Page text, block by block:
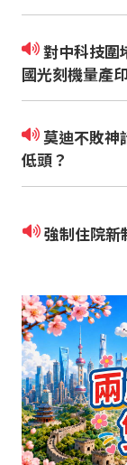
對中科技圍堵反加速中國科技自主？！中
國光刻機量產
莫迪不敗神話破滅 印度Z世代如何逼政府
低頭？
強制住院新